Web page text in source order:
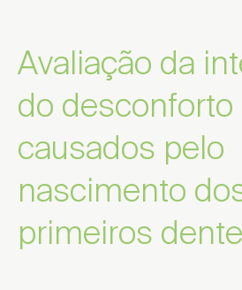
Avaliação da
do desconforto
causados pelo
nascimento
primeiros